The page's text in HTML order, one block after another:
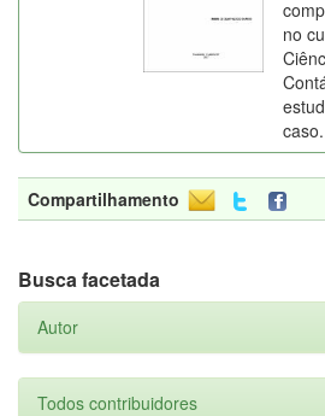
no
caso.
Compartilhamento
Busca facetada
Autor
Todos contribuidores